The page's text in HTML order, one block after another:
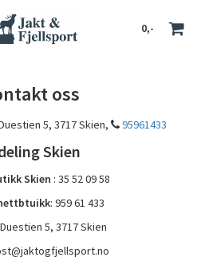
0,-
oss
5, 3717 Skien, 95961433
Skien
Skien : 35 52 09 58
: 959 61 433
5, 3717 Skien
Nullstill